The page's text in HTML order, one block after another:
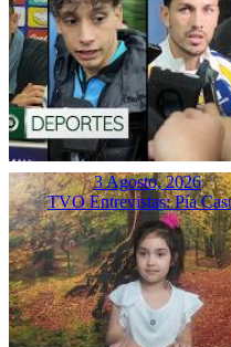
3 Agosto, 2026
TVO Entrevistas: Pía